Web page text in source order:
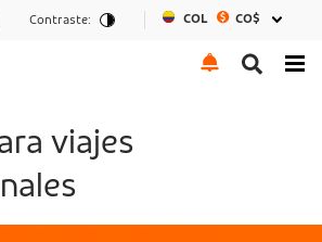
Contraste: COL CO$
viajes